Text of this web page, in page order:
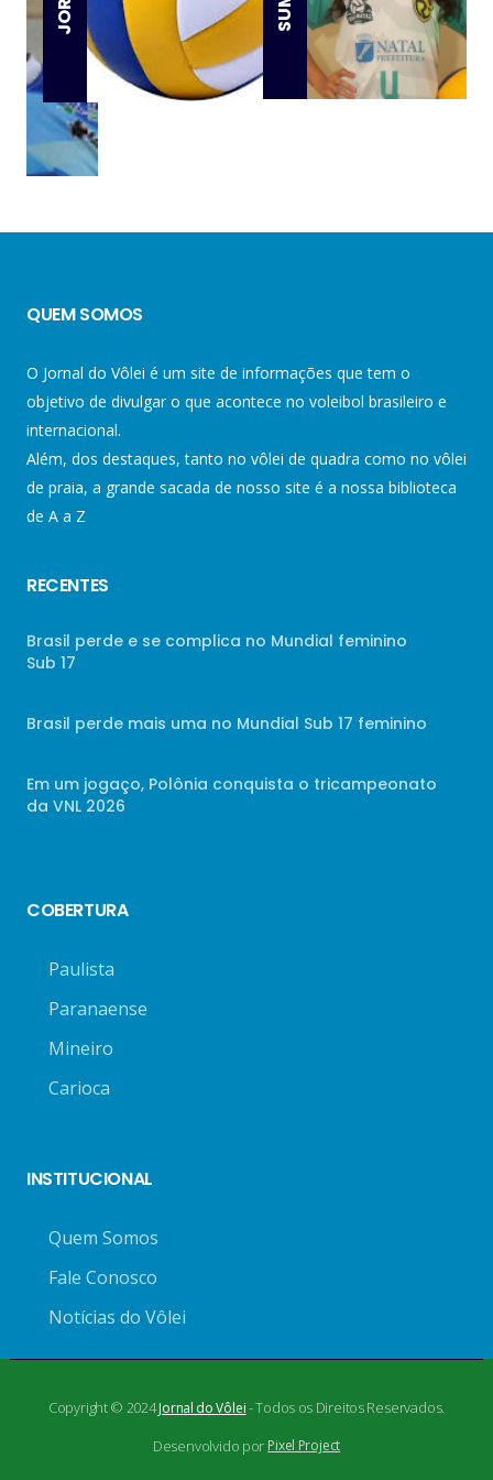
QUEM SOMOS
O Jornal do Vôlei é um site de informações que tem o
objetivo de divulgar o que acontece no voleibol brasileiro e
internacional.
Além, dos destaques, tanto no vôlei de quadra como no vôlei
de praia, a grande sacada de nosso site é a nossa biblioteca
de A a Z
RECENTES
Brasil perde e se complica no Mundial feminino
Sub 17
Brasil perde mais uma no Mundial Sub 17 feminino
Em um jogaço, Polônia conquista o tricampeonato
da VNL 2026
COBERTURA
Paulista
Paranaense
Mineiro
Carioca
INSTITUCIONAL
Quem Somos
Fale Conosco
Notícias do Vôlei
Copyright © 2024Jornal do Vôlei- Todos os Direitos Reservados.
Desenvolvido por Pixel Project